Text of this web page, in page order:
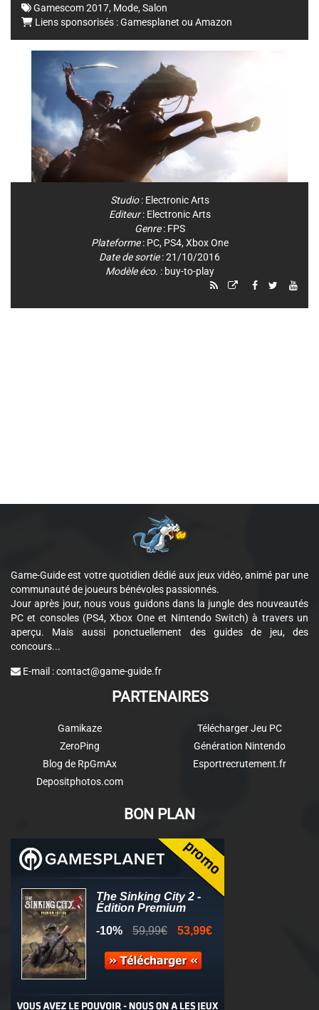
Gamescom 2017, Mode, Salon
Liens sponsorisés :Gamesplanet ou Amazon
Studio: Electronic Arts
Editeur: Electronic Arts
Genre: FPS
Plateforme: PC, PS4, Xbox One
Date de sortie: 21/10/2016
Modèle éco. : buy-to-play
Game-Guide est votre quotidien dédié aux jeux vidéo, animé par une
communauté de joueurs bénévoles passionnés.
Jour après jour, nous vous guidons dans la jungle des nouveautés
PC et consoles (PS4, Xbox One et Nintendo Switch) à travers un
aperçu. Mais aussi ponctuellement des guides de jeu, des
concours...
E-mail :contact@game-guide.fr
PARTENAIRES
Gamikaze
ZeroPing
Blog de RpGmAx
Depositphotos.com
Télécharger Jeu PC
Génération Nintendo
Esportrecrutement.fr
BON PLAN